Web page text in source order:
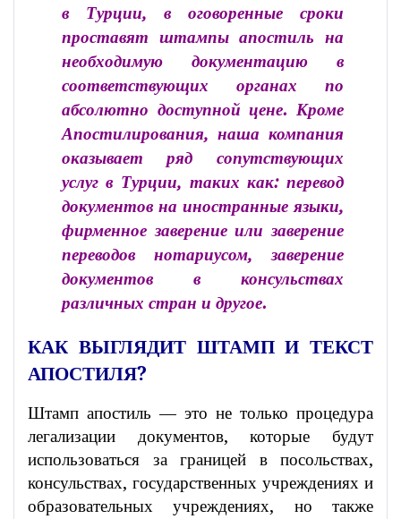
в Турции, в оговоренные сроки
проставят штампы апостиль на
необходимую документацию в
соответствующих органах по
абсолютно доступной цене. Кроме
Апостилирования, наша компания
оказывает ряд сопутствующих
услуг в Турции, таких как: перевод
документов на иностранные языки,
фирменное заверение или заверение
переводов нотариусом, заверение
документов в консульствах
различных стран и другое.
КАК ВЫГЛЯДИТ ШТАМП И ТЕКСТ
АПОСТИЛЯ?
Штамп апостиль — это не только процедура
легализации документов, которые будут
использоваться за границей в посольствах,
консульствах, государственных учреждениях и
образовательных учреждениях, но также